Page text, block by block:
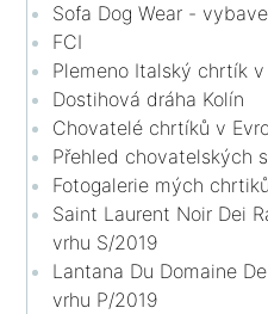
Sofa Dog Wear -
FCI
Plemeno Italský chrtík
Dostihová dráha Kolín
Chovatelé chrtíků v
Přehled chovatelských
Fotogalerie mých
Saint Laurent Noir Dei
vrhu S/2019
Lantana Du Domaine
vrhu P/2019